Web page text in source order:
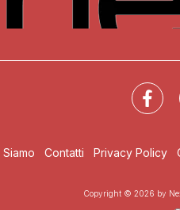
Siamo Contatti Privacy Policy
Copyright © 2026 by